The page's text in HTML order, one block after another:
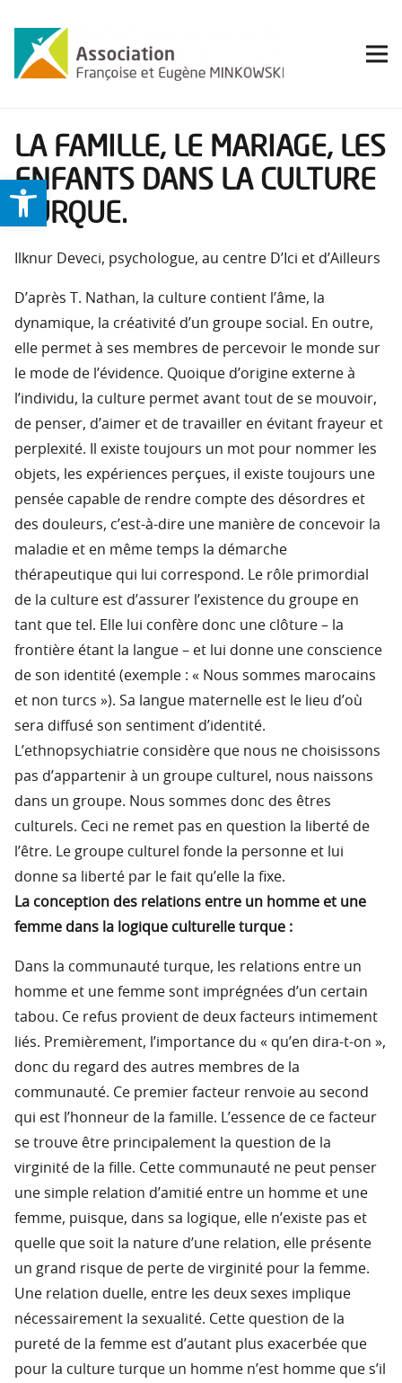
Ouvrir la barre d’outils
LA FAMILLE, LE MARIAGE, LES
ENFANTS DANS LA CULTURE
TURQUE.
Ilknur Deveci, psychologue, au centre D’Ici et d’Ailleurs
D’après T. Nathan, la culture contient l’âme, la
dynamique, la créativité d’un groupe social. En outre,
elle permet à ses membres de percevoir le monde sur
le mode de l’évidence. Quoique d’origine externe à
l’individu, la culture permet avant tout de se mouvoir,
de penser, d’aimer et de travailler en évitant frayeur et
perplexité. Il existe toujours un mot pour nommer les
objets, les expériences perçues, il existe toujours une
pensée capable de rendre compte des désordres et
des douleurs, c’est-à-dire une manière de concevoir la
maladie et en même temps la démarche
thérapeutique qui lui correspond. Le rôle primordial
de la culture est d’assurer l’existence du groupe en
tant que tel. Elle lui confère donc une clôture – la
frontière étant la langue – et lui donne une conscience
de son identité (exemple : « Nous sommes marocains
et non turcs »). Sa langue maternelle est le lieu d’où
sera diffusé son sentiment d’identité.
L’ethnopsychiatrie considère que nous ne choisissons
pas d’appartenir à un groupe culturel, nous naissons
dans un groupe. Nous sommes donc des êtres
culturels. Ceci ne remet pas en question la liberté de
l’être. Le groupe culturel fonde la personne et lui
donne sa liberté par le fait qu’elle la fixe.
La conception des relations entre un homme et une
femme dans la logique culturelle turque :
Dans la communauté turque, les relations entre un
homme et une femme sont imprégnées d’un certain
tabou. Ce refus provient de deux facteurs intimement
liés. Premièrement, l’importance du « qu’en dira-t-on »,
donc du regard des autres membres de la
communauté. Ce premier facteur renvoie au second
qui est l’honneur de la famille. L’essence de ce facteur
se trouve être principalement la question de la
virginité de la fille. Cette communauté ne peut penser
une simple relation d’amitié entre un homme et une
femme, puisque, dans sa logique, elle n’existe pas et
quelle que soit la nature d’une relation, elle présente
un grand risque de perte de virginité pour la femme.
Une relation duelle, entre les deux sexes implique
nécessairement la sexualité. Cette question de la
pureté de la femme est d’autant plus exacerbée que
pour la culture turque un homme n’est homme que s’il